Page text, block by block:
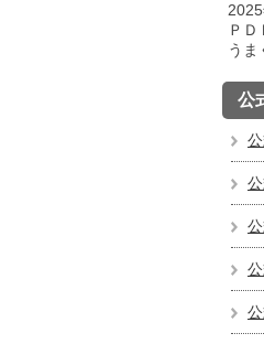
Ｐ
うま
公